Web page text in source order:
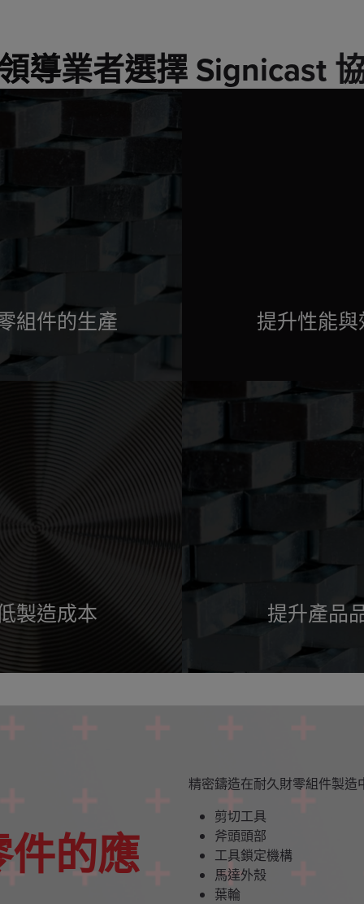
導業者選擇 Signicast
組件的生產 提升性能
製造成本 提升產品
的應
精密鑄造在耐久財零組件製
剪切工具
斧頭頭部
工具鎖定機構
馬達外殼
葉輪